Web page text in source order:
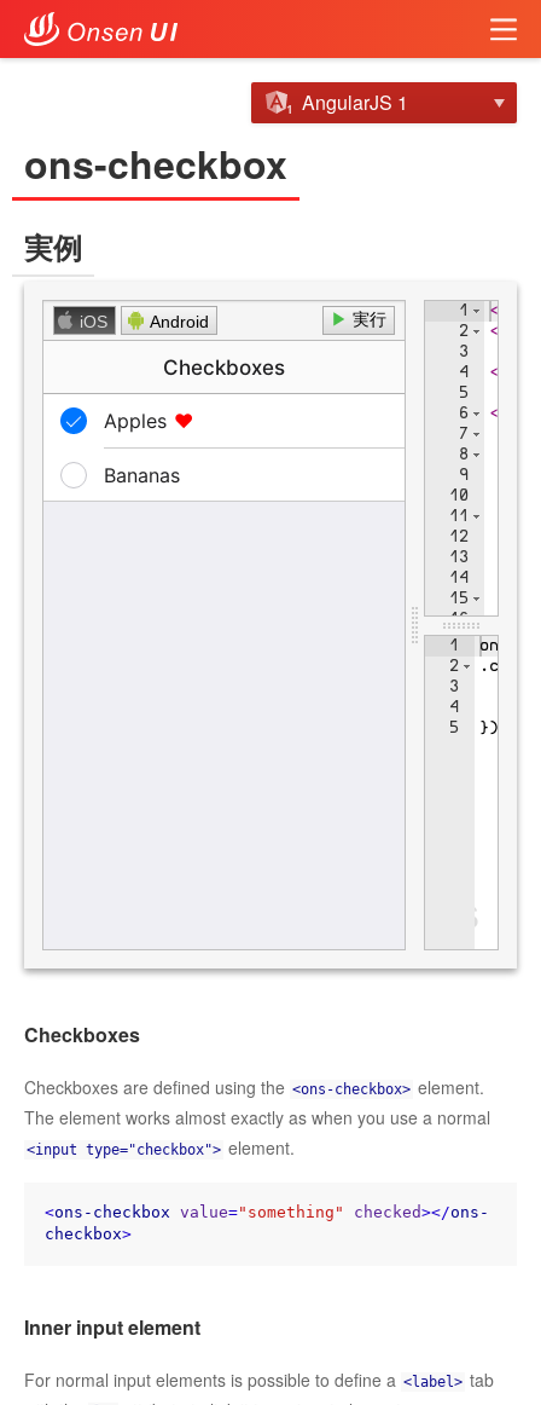
AngularJS 1
ons-checkbox
実例
Checkboxes
Checkboxes are defined using the <ons-checkbox> element.
The element works almost exactly as when you use a normal
<input type="checkbox"> element.
<ons-checkbox value="something" checked></ons-
checkbox>
Inner input element
For normal input elements is possible to define a <label> tab